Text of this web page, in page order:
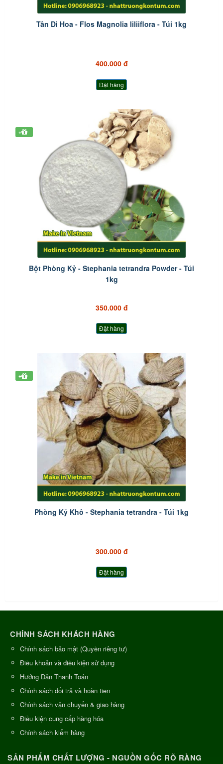
Tân Di Hoa - Flos Magnolia liliiflora - Túi 1kg
400.000 đ
Đặt hàng
+
Bột Phòng Kỷ - Stephania tetrandra Powder - Túi
1kg
350.000 đ
Đặt hàng
+
Phòng Kỷ Khô - Stephania tetrandra - Túi 1kg
300.000 đ
Đặt hàng
CHÍNH SÁCH KHÁCH HÀNG
Chính sách bảo mật (Quyền riêng tư)
Điều khoản và điều kiện sử dụng
Hướng Dẫn Thanh Toán
Chính sách đổi trả và hoàn tiền
Chính sách vận chuyển & giao hàng
Điều kiện cung cấp hàng hóa
Chính sách kiểm hàng
SẢN PHẨM CHẤT LƯỢNG - NGUỒN GỐC RÕ RÀNG